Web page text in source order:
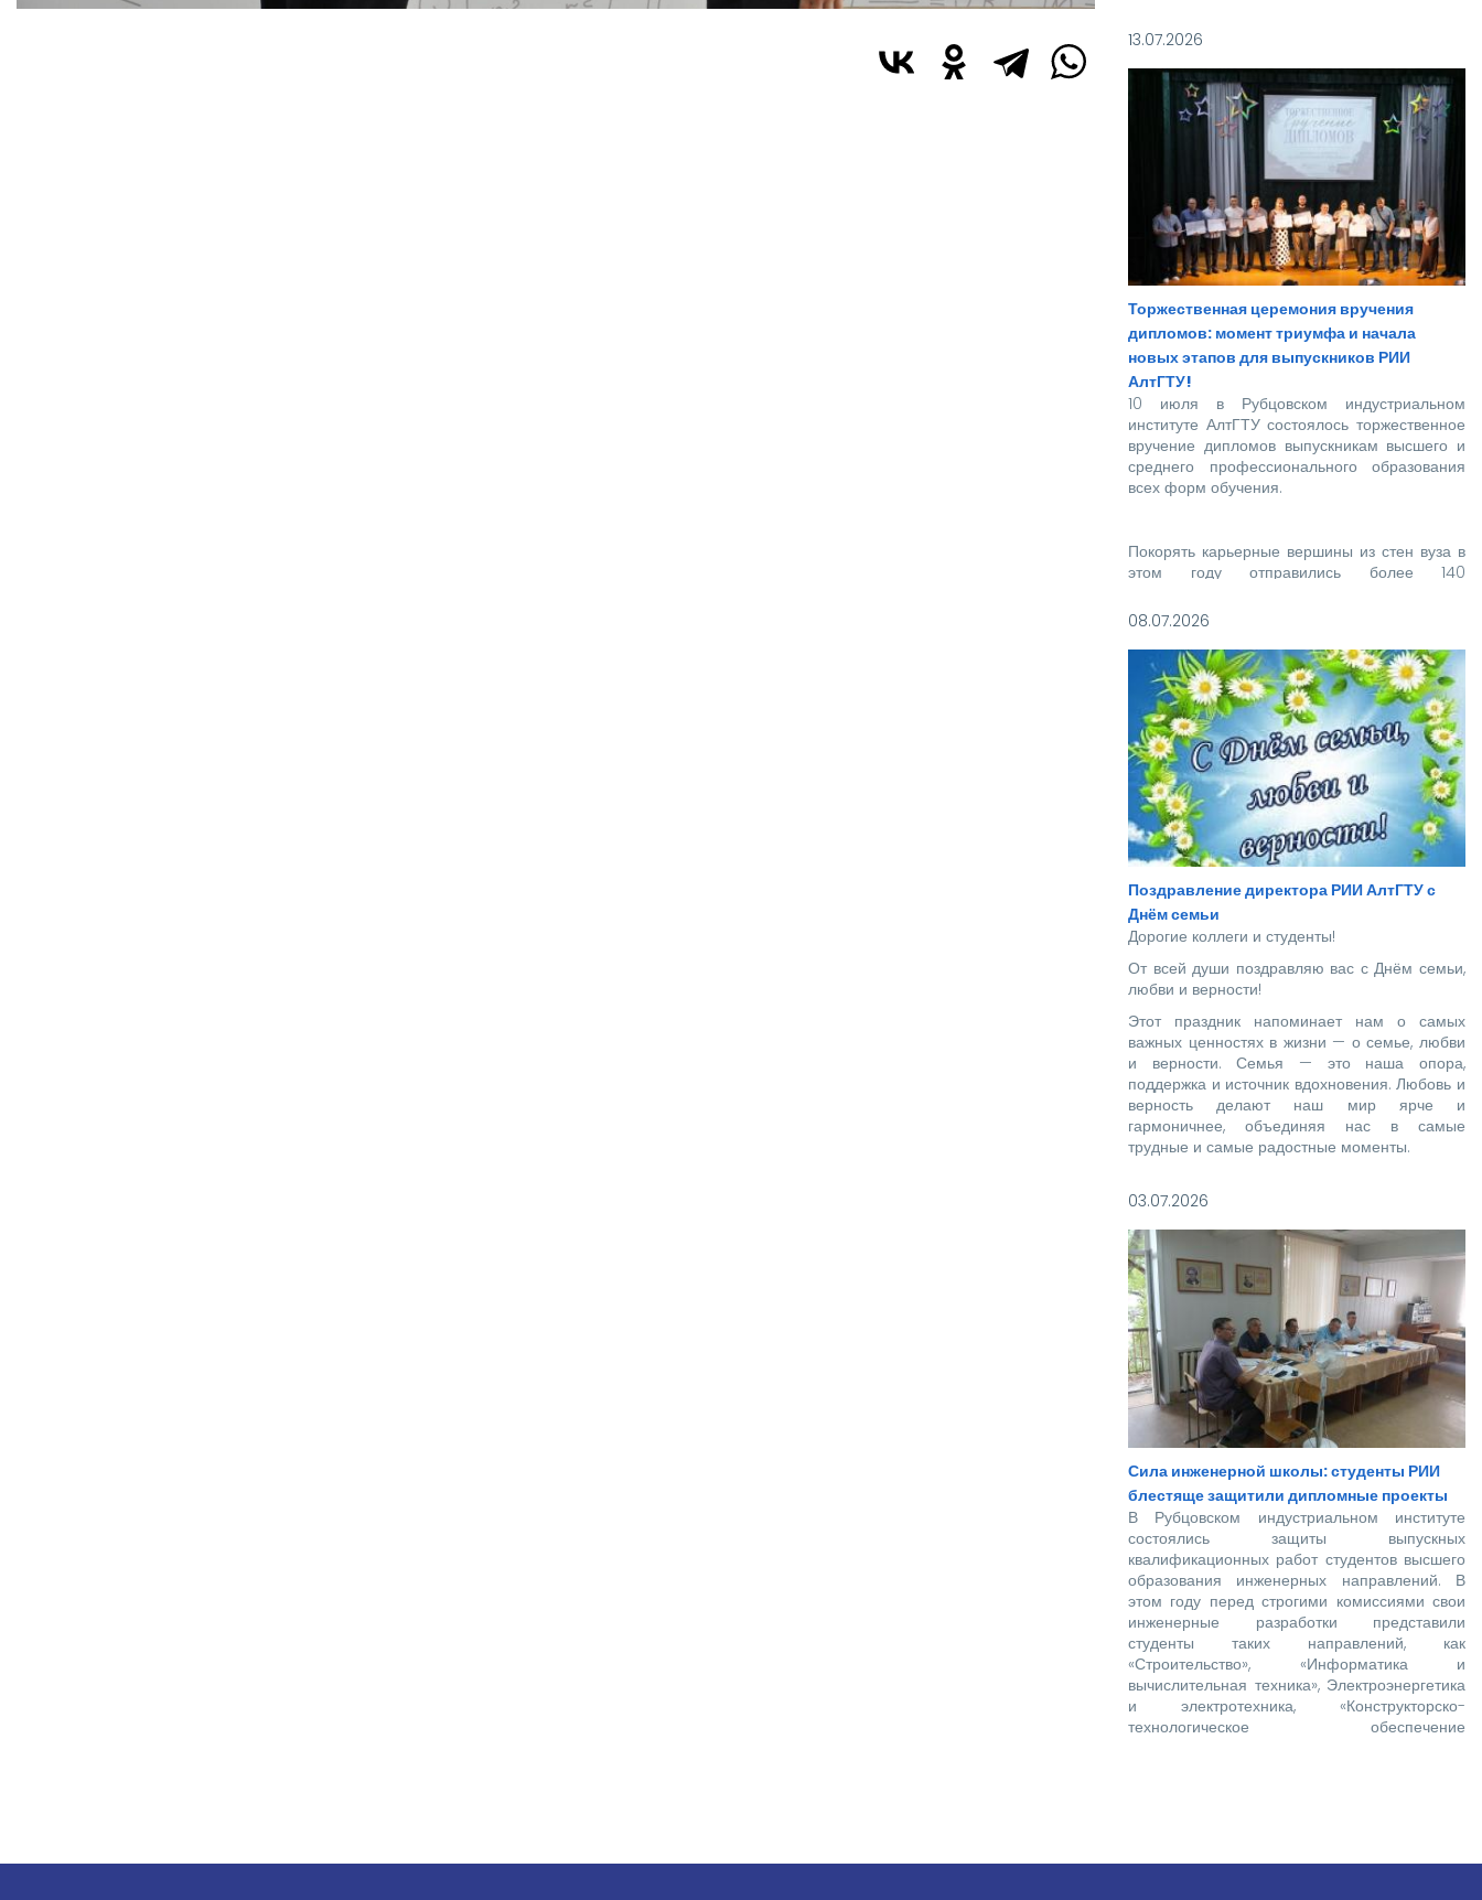
рамках национального проекта «Молодежь и
дети».
13.07.2026
Торжественная церемония вручения
дипломов: момент триумфа и начала
новых этапов для выпускников РИИ
АлтГТУ!
10 июля в Рубцовском индустриальном
институте АлтГТУ состоялось торжественное
вручение дипломов выпускникам высшего и
среднего профессионального образования
всех форм обучения.
Покорять карьерные вершины из стен вуза в
этом году отправились более 140
специалистов, которым предстоит стать
великой страны.
08.07.2026
Поздравление директора РИИ АлтГТУ с
Днём семьи
Дорогие коллеги и студенты!
От всей души поздравляю вас с Днём семьи,
любви и верности!
Этот праздник напоминает нам о самых
важных ценностях в жизни — о семье, любви
и верности. Семья — это наша опора,
поддержка и источник вдохновения. Любовь и
верность делают наш мир ярче и
гармоничнее, объединяя нас в самые
трудные и самые радостные моменты.
03.07.2026
Сила инженерной школы: студенты РИИ
блестяще защитили дипломные проекты
В Рубцовском индустриальном институте
состоялись защиты выпускных
квалификационных работ студентов высшего
образования инженерных направлений. В
этом году перед строгими комиссиями свои
инженерные разработки представили
студенты таких направлений, как
«Строительство», «Информатика и
вычислительная техника», Электроэнергетика
и электротехника, «Конструкторско-
технологическое обеспечение